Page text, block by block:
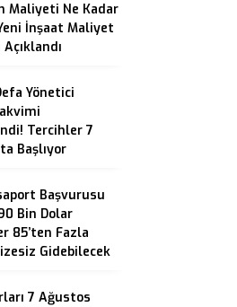
Maliyeti Ne Kadar
İnşaat Maliyet
Yönetici
Tercihler 7
Başlıyor
Başvurusu
Bin Dolar
85’ten Fazla
Gidebilecek
7 Ağustos